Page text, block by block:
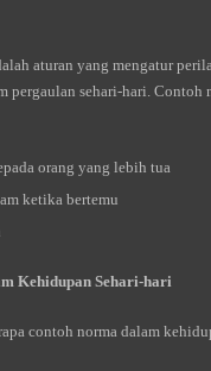
aturan yang mengatur
pergaulan sehari-hari. Contoh
orang yang lebih tua
ketika bertemu
Kehidupan Sehari-hari
contoh norma dalam